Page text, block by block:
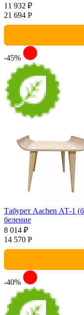
11 932 ₽
21 694 Р
-45%
Табурет Aachen АТ-1
беление
8 014 ₽
14 570 Р
-40%